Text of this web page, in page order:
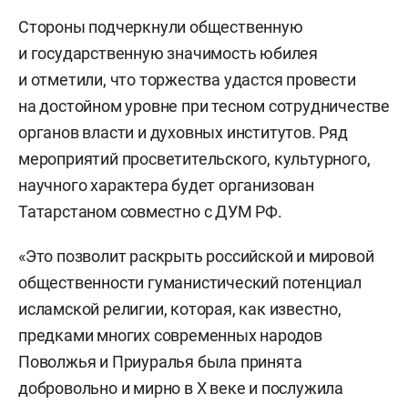
Стороны подчеркнули общественную
и государственную значимость юбилея
и отметили, что торжества удастся провести
на достойном уровне при тесном сотрудничестве
органов власти и духовных институтов. Ряд
мероприятий просветительского, культурного,
научного характера будет организован
Татарстаном совместно с ДУМ РФ.
«Это позволит раскрыть российской и мировой
общественности гуманистический потенциал
исламской религии, которая, как известно,
предками многих современных народов
Поволжья и Приуралья была принята
добровольно и мирно в Х веке и послужила